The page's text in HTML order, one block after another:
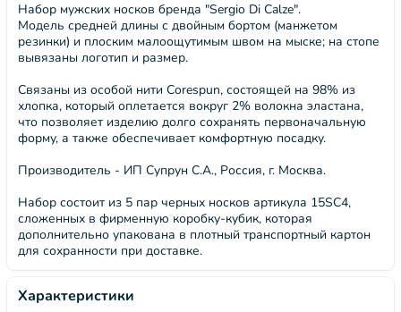
Набор мужских носков бренда "Sergio Di Calze".
Модель средней длины с двойным бортом (манжетом
резинки) и плоским малоощутимым швом на мыске; на стопе
вывязаны логотип и размер.
Связаны из особой нити Corespun, состоящей на 98% из
хлопка, который оплетается вокруг 2% волокна эластана,
что позволяет изделию долго сохранять первоначальную
форму, а также обеспечивает комфортную посадку.
Производитель - ИП Супрун С.А., Россия, г. Москва.
Набор состоит из 5 пар черных носков артикула 15SC4,
сложенных в фирменную коробку-кубик, которая
дополнительно упакована в плотный транспортный картон
для сохранности при доставке.
Характеристики